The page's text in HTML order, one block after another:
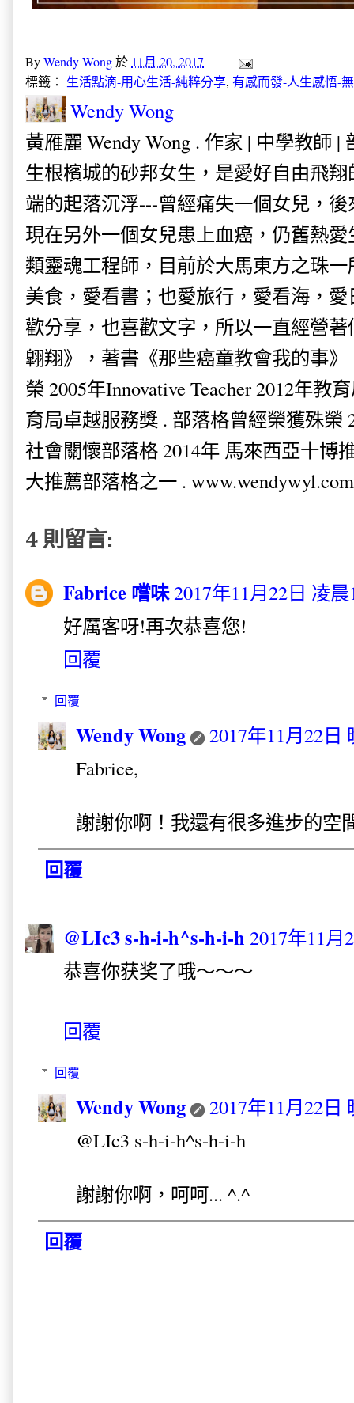
ByWendy Wong於 11月 20, 2017
標籤： 生活點滴-用心生活-純粹分享, 有感而發-人生感悟-
Wendy Wong
黃雁麗 Wendy Wong . 作家 | 中學教師 |
生根檳城的砂邦女生，是愛好自由飛
端的起落沉浮---曾經痛失一個女兒，
現在另外一個女兒患上血癌，仍舊熱
類靈魂工程師，目前於大馬東方之珠
美食，愛看書；也愛旅行，愛看海，
歡分享，也喜歡文字，所以一直經營
翺翔》，著書《那些癌童教會我的事
榮 2005年Innovative Teacher 2012年教
育局卓越服務獎 . 部落格曾經榮獲殊榮
社會關懷部落格 2014年 馬來西亞十博
大推薦部落格之一 . www.wendywyl.com
4 則留言:
Fabrice 嚐味2017年11月22日 凌晨
好厲客呀!再次恭喜您!
回覆
回覆
Wendy Wong
2017年11月22日
Fabrice,
謝謝你啊！我還有很多進步的空
回覆
@LIc3 s-h-i-h^s-h-i-h 2017年11月
恭喜你获奖了哦～～～
回覆
回覆
Wendy Wong
2017年11月22日
@LIc3 s-h-i-h^s-h-i-h
謝謝你啊，呵呵... ^.^
回覆